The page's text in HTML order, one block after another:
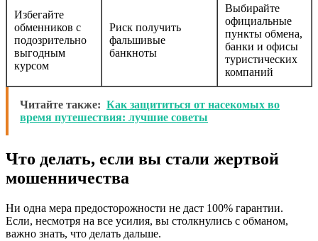
Избегайте
обменников с
подозрительно
выгодным
курсом
Риск получить
фальшивые
банкноты
Выбирайте
официальные
пункты обмена,
банки и офисы
туристических
компаний
Читайте также: Как защититься от насекомых во
время путешествия: лучшие советы
Что делать, если вы стали жертвой
мошенничества
Ни одна мера предосторожности не даст 100% гарантии.
Если, несмотря на все усилия, вы столкнулись с обманом,
важно знать, что делать дальше.